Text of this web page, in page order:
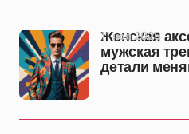
Женская
мужская
детали
11 ноя 2025